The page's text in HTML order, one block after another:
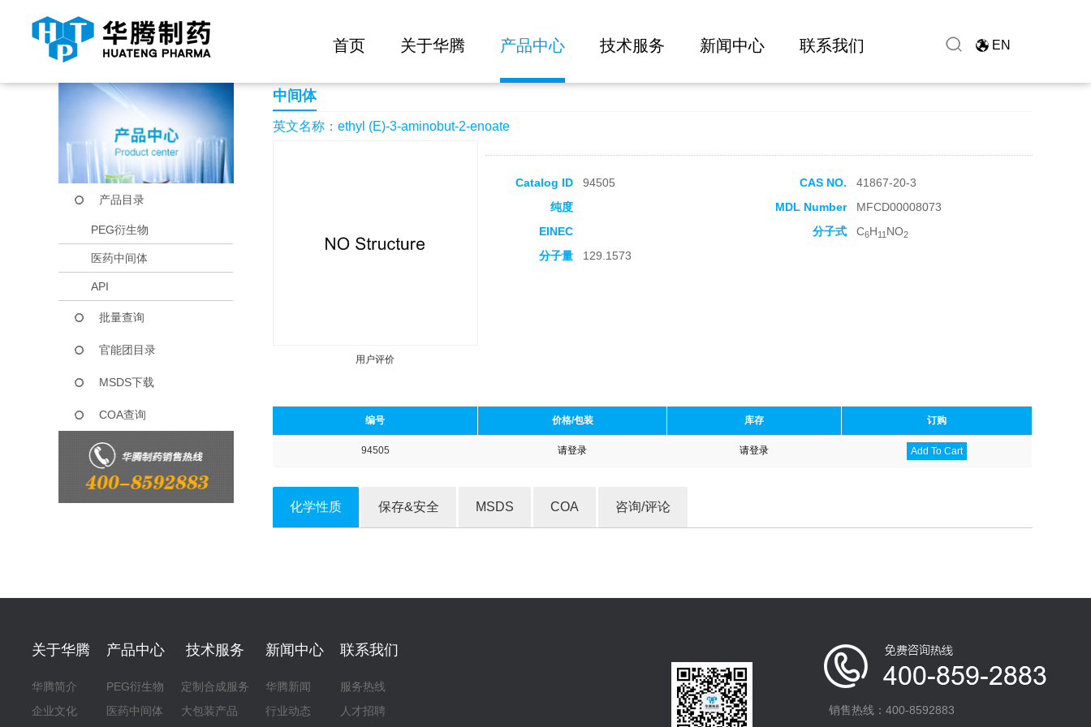
首页 关于华腾 产品中心 技术服务 新闻中心 联系我们 EN
当前位置： 首页 产品中心 ethyl (E)-3-aminobut-2-enoate
产品目录
PEG衍生物
医药中间体
API
批量查询
官能团目录
MSDS下载
COA查询
中间体
英文名称：ethyl (E)-3-aminobut-2-enoate
用户评价
Catalog ID 94505 CAS NO.
41867-20-3
纯度
MDL Number
MFCD00008073
EINEC
分子式 C6H11 NO2
分子量 129.1573
编号 价格/包装 库存 订购
94505 请登录 请登录 Add To Cart
化学性质 保存&安全 MSDS COA 咨询/评论
关于华腾
华腾简介
企业文化
产品中心
PEG衍生物
医药中间体
技术服务
定制合成服务
大包装产品
新闻中心
华腾新闻
行业动态
联系我们
服务热线
人才招聘
销售热线：400-8592883